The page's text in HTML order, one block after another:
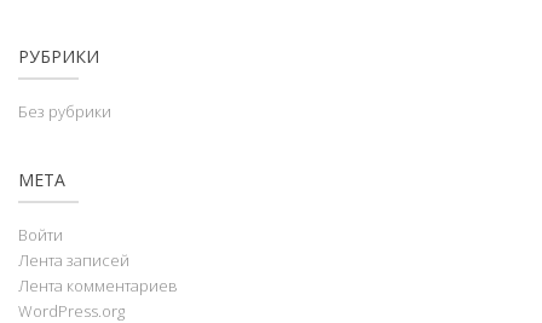
РУБРИКИ
Без рубрики
МЕТА
Войти
Лента записей
Лента комментариев
WordPress.org